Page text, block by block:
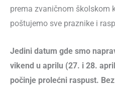
prema zvaničnom školskom
poštujemo sve praznike i
Jedini datum gde smo
vikend u aprilu (27. i 28.
počinje prolećni raspust.